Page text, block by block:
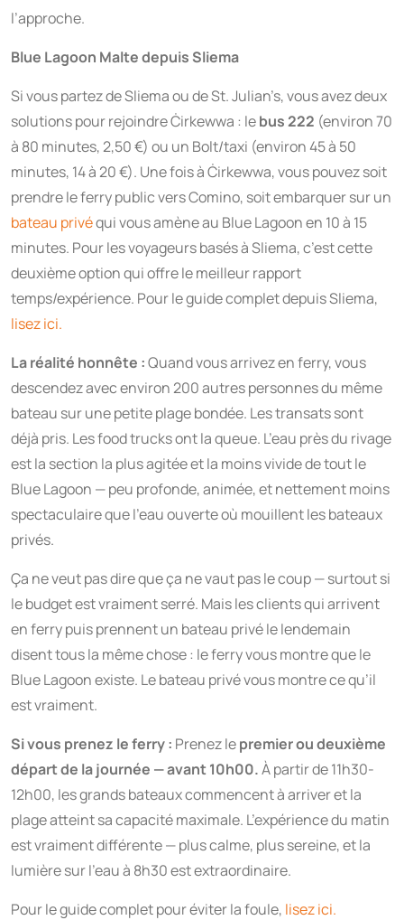
l’approche.
Blue Lagoon Malte depuis Sliema
Si vous partez de Sliema ou de St. Julian’s, vous avez deux
solutions pour rejoindre Ċirkewwa : lebus 222 (environ 70
à 80 minutes, 2,50 €) ou un Bolt/taxi (environ 45 à 50
minutes, 14 à 20 €). Une fois à Ċirkewwa, vous pouvez soit
prendre le ferry public vers Comino, soit embarquer sur un
bateau privéqui vous amène au Blue Lagoon en 10 à 15
minutes. Pour les voyageurs basés à Sliema, c’est cette
deuxième option qui offre le meilleur rapport
temps/expérience. Pour le guide complet depuis Sliema,
lisez ici.
La réalité honnête :Quand vous arrivez en ferry, vous
descendez avec environ 200 autres personnes du même
bateau sur une petite plage bondée. Les transats sont
déjà pris. Les food trucks ont la queue. L’eau près du rivage
est la section la plus agitée et la moins vivide de tout le
Blue Lagoon — peu profonde, animée, et nettement moins
spectaculaire que l’eau ouverte où mouillent les bateaux
privés.
Ça ne veut pas dire que ça ne vaut pas le coup — surtout si
le budget est vraiment serré. Mais les clients qui arrivent
en ferry puis prennent un bateau privé le lendemain
disent tous la même chose : le ferry vous montre que le
Blue Lagoon existe. Le bateau privé vous montre ce qu’il
est vraiment.
Si vous prenez le ferry : Prenez lepremier ou deuxième
départ de la journée — avant 10h00.À partir de 11h30-
12h00, les grands bateaux commencent à arriver et la
plage atteint sa capacité maximale. L’expérience du matin
est vraiment différente — plus calme, plus sereine, et la
lumière sur l’eau à 8h30 est extraordinaire.
Pour le guide complet pour éviter la foule, lisez ici.